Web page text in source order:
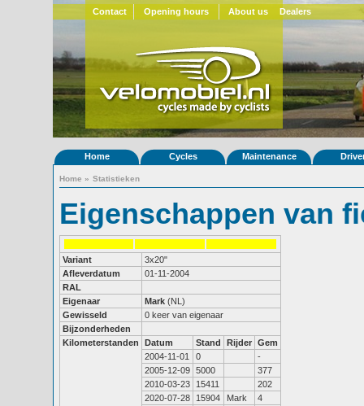
Contact Opening hours About us Dealers
Home Cycles Maintenance
Home » Statistieken
Eigenschappen van
Variant
3x20"
Afleverdatum
01-11-2004
RAL
Eigenaar
Mark (NL)
Gewisseld
0 keer van eigenaar
Bijzonderheden
Kilometerstanden
Datum Stand Rijder Gem
2004-11-01
0
-
2005-12-09 5000
377
2010-03-23
15411
202
2020-07-28
15904 Mark
4